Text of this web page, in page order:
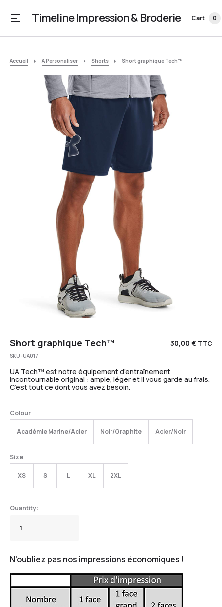
Timeline Impression & Broderie Cart 0
Accueil A Personaliser Shorts Short graphique Tech™
Short graphique Tech™ 30,00 € TTC
SKU: UA017
UA Tech™ est notre équipement d’entraînement
incontournable original : ample, léger et il vous garde au frais.
C’est tout ce dont vous avez besoin.
Colour
Académie Marine/Acier Noir/Graphite Acier/Noir
Size
XS S L XL 2XL
N'oubliez pas nos impressions économiques !